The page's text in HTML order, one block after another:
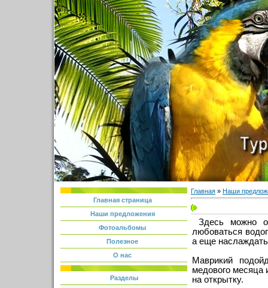
Главная страница
Наши предложения
Фотоальбомы
Полезное
О нас
Разделы
Главная » Наши
Здесь можно
любоваться
а еще
Маврикий
медового месяца
на открытку.